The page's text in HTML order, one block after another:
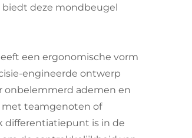
biedt deze mondbeugel
een ergonomische vorm
engineerde ontwerp
onbelemmerd ademen en
met teamgenoten of
differentiatiepunt is in de